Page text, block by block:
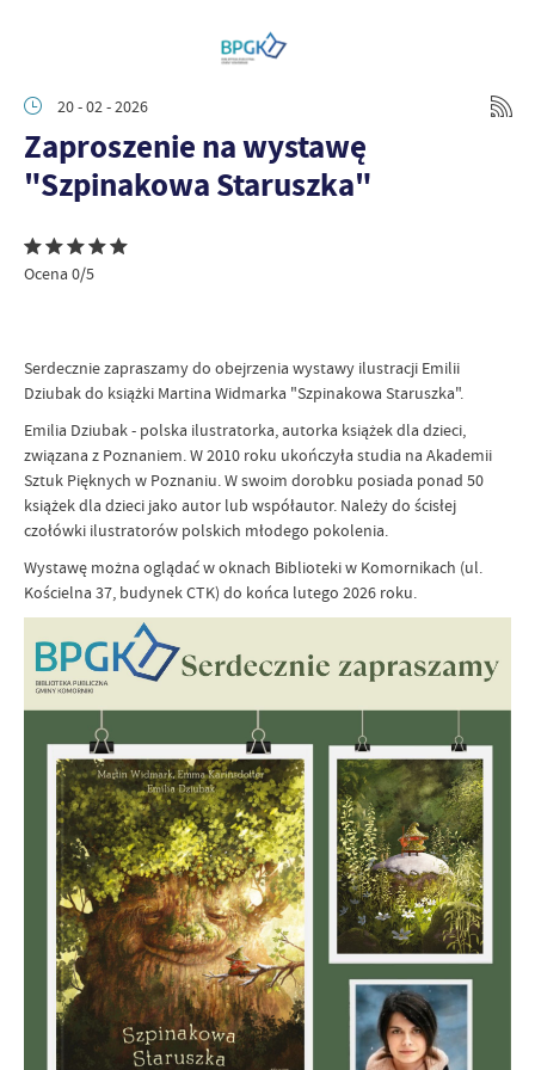
20 - 02 - 2026
Zaproszenie na wystawę
"Szpinakowa Staruszka"
Ocena 0/5
Serdecznie zapraszamy do obejrzenia wystawy ilustracji Emilii
Dziubak do książki Martina Widmarka "Szpinakowa Staruszka".
Emilia Dziubak - polska ilustratorka, autorka książek dla dzieci,
związana z Poznaniem. W 2010 roku ukończyła studia na Akademii
Sztuk Pięknych w Poznaniu. W swoim dorobku posiada ponad 50
książek dla dzieci jako autor lub współautor. Należy do ścisłej
czołówki ilustratorów polskich młodego pokolenia.
Wystawę można oglądać w oknach Biblioteki w Komornikach (ul.
Kościelna 37, budynek CTK) do końca lutego 2026 roku.